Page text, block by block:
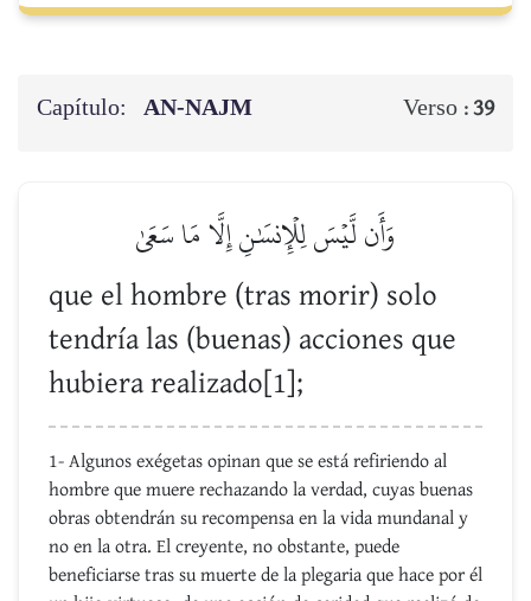
Capítulo: AN-NAJM Verso :39
وَأَن لَّيۡسَ لِلۡإِنسَٰنِ إِلَّا مَا سَعَىٰ
que el hombre (tras morir) solo
tendría las (buenas) acciones que
hubiera realizado[1];
1- Algunos exégetas opinan que se está refiriendo al
hombre que muere rechazando la verdad, cuyas buenas
obras obtendrán su recompensa en la vida mundanal y
no en la otra. El creyente, no obstante, puede
beneficiarse tras su muerte de la plegaria que hace por él